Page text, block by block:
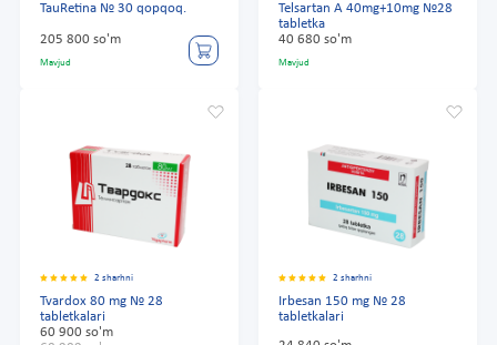
TauRetina № 30 qopqoq.
205 800 so'm
Mavjud
Telsartan A 40mg+10mg №28
tabletka
40 680 so'm
Mavjud
2 sharhni
Tvardox 80 mg № 28
tabletkalari
60 900 so'm
2 sharhni
Irbesan 150 mg № 28
tabletkalari